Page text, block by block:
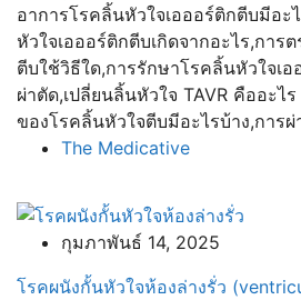
อาการโรคลิ้นหัวใจเอออร์ติกตีบมีอะ
หัวใจเอออร์ติกตีบเกิดจากอะไร,การ
ตีบใช้วิธีใด,การรักษาโรคลิ้นหัวใจเ
ผ่าตัด,เปลี่ยนลิ้นหัวใจ TAVR คืออะ
ของโรคลิ้นหัวใจตีบมีอะไรบ้าง,การ
The Medicative
กุมภาพันธ์ 14, 2025
โรคผนังกั้นหัวใจห้องล่างรั่ว